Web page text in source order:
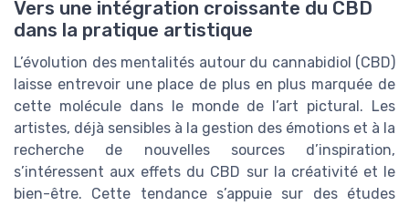
Vers une intégration croissante du CBD
dans la pratique artistique
L’évolution des mentalités autour du cannabidiol (CBD)
laisse entrevoir une place de plus en plus marquée de
cette molécule dans le monde de l’art pictural. Les
artistes, déjà sensibles à la gestion des émotions et à la
recherche de nouvelles sources d’inspiration,
s’intéressent aux effets du CBD sur la créativité et le
bien-être. Cette tendance s’appuie sur des études